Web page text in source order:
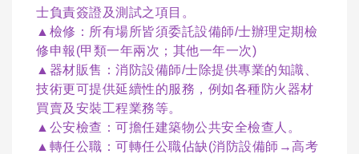
士負責簽證及測試之項目。
▲檢修：所有場所皆須委託設備師/士辦理定期檢
修申報(甲類一年兩次；其他一年一次)
▲器材販售：消防設備師/士除提供專業的知識、
技術更可提供延續性的服務，例如各種防火器材
買賣及安裝工程業務等。
▲公安檢查：可擔任建築物公共安全檢查人。
▲轉任公職：可轉任公職佔缺(消防設備師→高考